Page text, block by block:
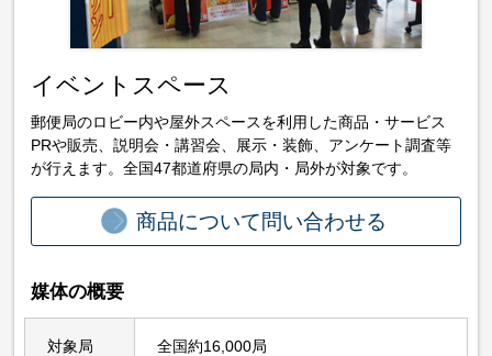
イベントスペース
郵便局のロビー内や屋外スペースを利用した商品・サービス
PRや販売、説明会・講習会、展示・装飾、アンケート調査等
が行えます。全国47都道府県の局内・局外が対象です。
商品について問い合わせる
媒体の概要
対象局 全国約16,000局